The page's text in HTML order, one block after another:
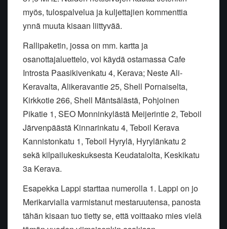
myös, tulospalvelua ja kuljettajien kommenttia
ynnä muuta kisaan liittyvää.
Rallipaketin, jossa on mm. kartta ja
osanottajaluettelo, voi käydä ostamassa Cafe
Introsta Paasikivenkatu 4, Kerava; Neste Ali-
Keravalta, Alikeravantie 25, Shell Pornaiselta,
Kirkkotie 266, Shell Mäntsälästä, Pohjoinen
Pikatie 1, SEO Monninkylästä Meijerintie 2, Teboil
Järvenpäästä Kinnarinkatu 4, Teboil Kerava
Kannistonkatu 1, Teboil Hyrylä, Hyrylänkatu 2
sekä kilpailukeskuksesta Keudatalolta, Keskikatu
3a Kerava.
Esapekka Lappi starttaa numerolla 1. Lappi on jo
Merikarvialla varmistanut mestaruutensa, panosta
tähän kisaan tuo tietty se, että voittaako mies vielä